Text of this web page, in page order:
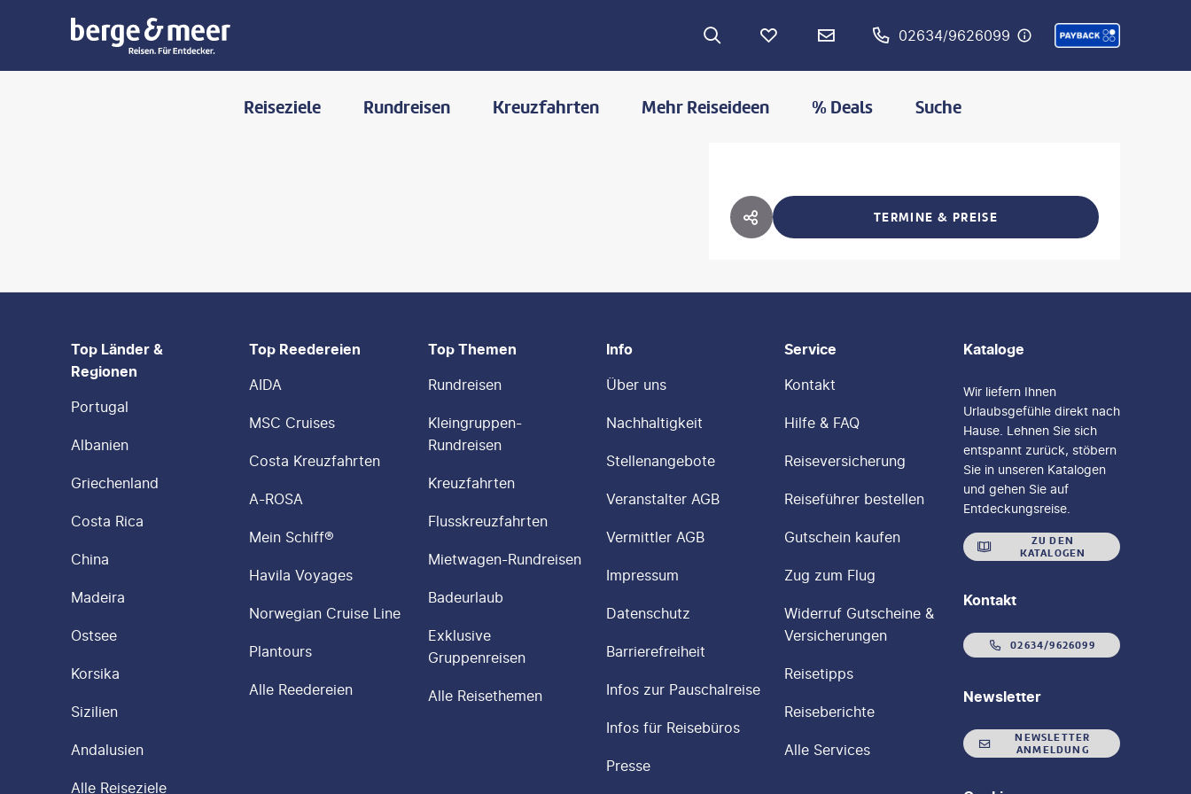
02634/9626099
Reiseziele Rundreisen Kreuzfahrten Mehr Reiseideen % Deals Suche
HOTEL TEILEN TERMINE & PREISE
Footer navigation
Top Länder &
Regionen
Portugal
Albanien
Griechenland
Costa Rica
China
Madeira
Ostsee
Korsika
Sizilien
Andalusien
Alle Reiseziele
Top Reedereien
AIDA
MSC Cruises
Costa Kreuzfahrten
A-ROSA
Mein Schiff®
Havila Voyages
Norwegian Cruise Line
Plantours
Alle Reedereien
Top Themen
Rundreisen
Kleingruppen-
Rundreisen
Kreuzfahrten
Flusskreuzfahrten
Mietwagen-Rundreisen
Badeurlaub
Exklusive
Gruppenreisen
Alle Reisethemen
Info
Über uns
Nachhaltigkeit
Stellenangebote
Veranstalter AGB
Vermittler AGB
Impressum
Datenschutz
Barrierefreiheit
Infos zur Pauschalreise
Infos für Reisebüros
Presse
Service
Kontakt
Hilfe & FAQ
Reiseversicherung
Reiseführer bestellen
Gutschein kaufen
Zug zum Flug
Widerruf Gutscheine &
Versicherungen
Reisetipps
Reiseberichte
Alle Services
Kataloge
Wir liefern Ihnen
Urlaubsgefühle direkt nach
Hause. Lehnen Sie sich
entspannt zurück, stöbern
Sie in unseren Katalogen
und gehen Sie auf
Entdeckungsreise.
ZU DEN
KATALOGEN
Kontakt
02634/9626099
Newsletter
NEWSLETTER
ANMELDUNG